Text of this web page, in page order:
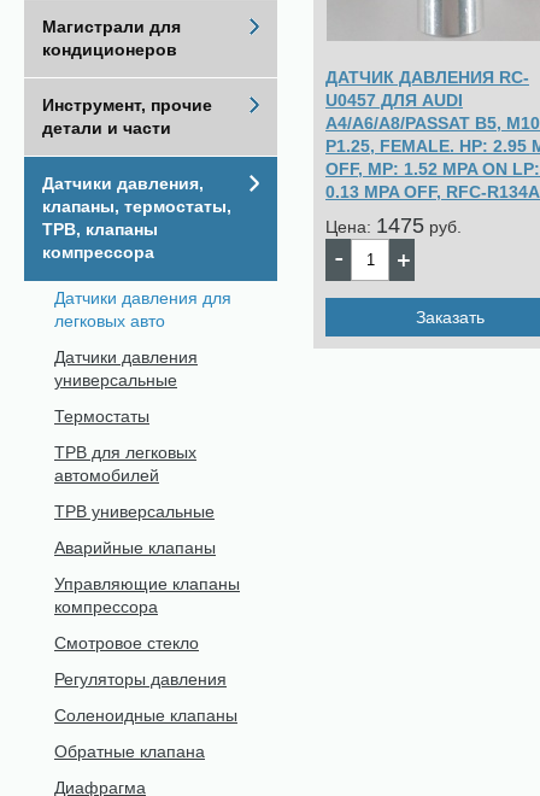
ДАТЧИК ДАВЛЕНИЯ RC-
U0457 ДЛЯ AUDI
A4/A6/A8/PASSAT B5,
P1.25, FEMALE. HP: 2.95
OFF, MP: 1.52 MPA ON LP:
0.13 MPA OFF, RFC-R134A
Цена: 1475 pуб.
Заказать
Магистрали для
кондиционеров
Инструмент, прочие
детали и части
Датчики давления,
клапаны, термостаты,
ТРВ, клапаны
компрессора
Датчики давления для
легковых авто
Датчики давления
универсальные
Термостаты
ТРВ для легковых
автомобилей
ТРВ универсальные
Аварийные клапаны
Управляющие клапаны
компрессора
Смотровое стекло
Регуляторы давления
Соленоидные клапаны
Обратные клапана
Диафрагма